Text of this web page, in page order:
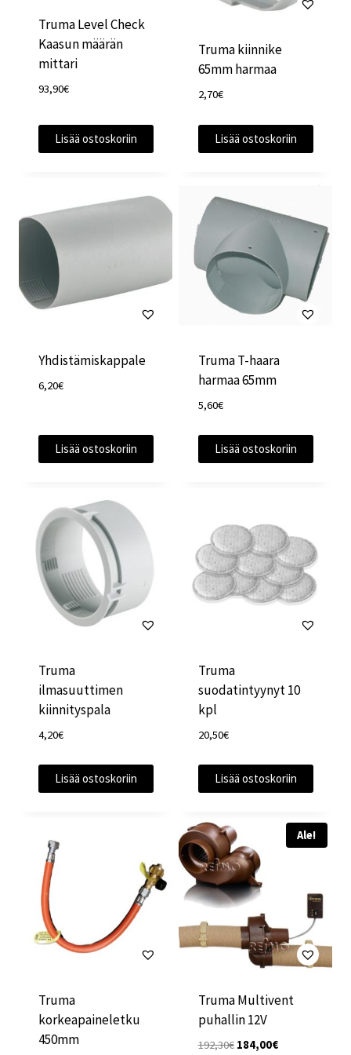
Truma Level Check
Kaasun määrän
mittari
93,90€
Lisää ostoskoriin
Truma kiinnike
65mm harmaa
2,70€
Lisää ostoskoriin
Yhdistämiskappale
6,20€
Lisää ostoskoriin
Truma T-haara
harmaa 65mm
5,60€
Lisää ostoskoriin
Truma
ilmasuuttimen
kiinnityspala
4,20€
Lisää ostoskoriin
Truma
suodatintyynyt 10
kpl
20,50€
Lisää ostoskoriin
Truma
korkeapaineletku
450mm
Ale!
Truma Multivent
puhallin 12V
192,30€ Alkuperäinen
184,00€Nykyinen